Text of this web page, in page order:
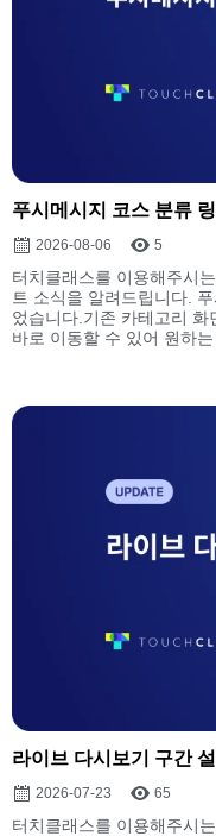
푸시메시지 코스 분류
2026-08-06 5
터치클래스를 이용해주시
트 소식을 알려드립니다.
었습니다.기존 카테고리
바로 이동할 수 있어 원하는
라이브 다시보기 구간
2026-07-23 65
터치클래스를 이용해주시